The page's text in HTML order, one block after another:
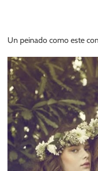
Un peinado como este